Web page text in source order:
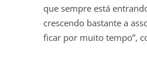
que sempre está
crescendo bastante a
ficar por muito tempo”,